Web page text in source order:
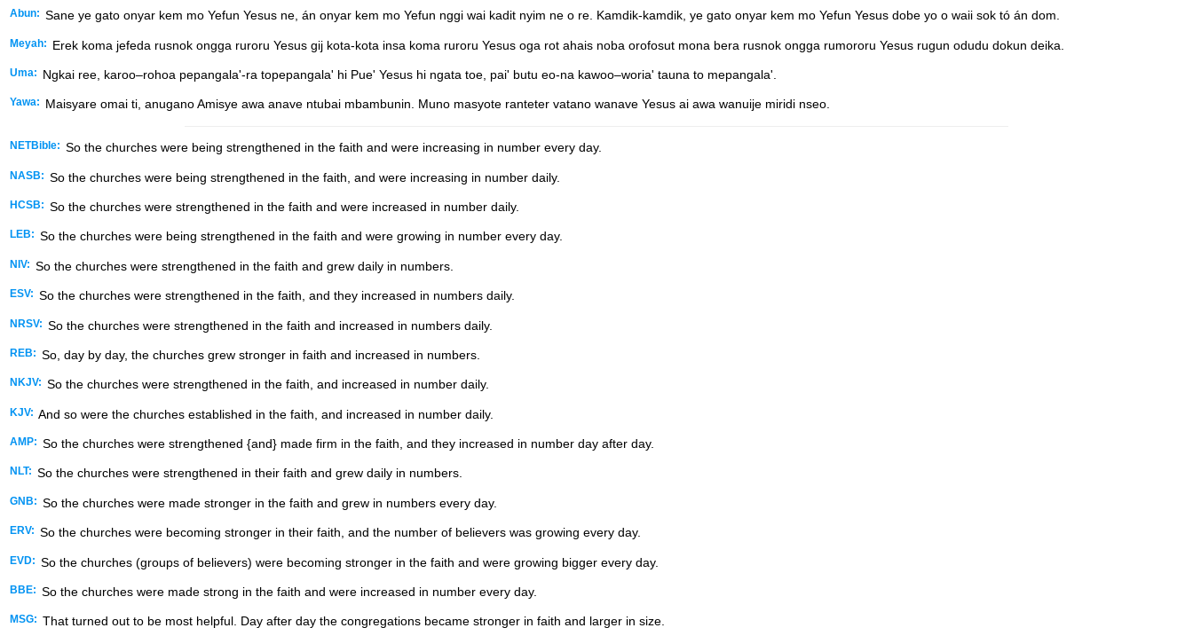
Abun: Sane ye gato onyar kem mo Yefun Yesus ne, án onyar kem mo Yefun nggi wai kadit nyim ne o re. Kamdik-kamdik, ye gato onyar kem mo Yefun Yesus dobe yo o waii sok tó án dom.
Meyah: Erek koma jefeda rusnok ongga ruroru Yesus gij kota-kota insa koma ruroru Yesus oga rot ahais noba orofosut mona bera rusnok ongga rumororu Yesus rugun odudu dokun deika.
Uma: Ngkai ree, karoo–rohoa pepangala'-ra topepangala' hi Pue' Yesus hi ngata toe, pai' butu eo-na kawoo–woria' tauna to mepangala'.
Yawa: Maisyare omai ti, anugano Amisye awa anave ntubai mbambunin. Muno masyote ranteter vatano wanave Yesus ai awa wanuije miridi nseo.
NETBible: So the churches were being strengthened in the faith and were increasing in number every day.
NASB: So the churches were being strengthened in the faith, and were increasing in number daily.
HCSB: So the churches were strengthened in the faith and were increased in number daily.
LEB: So the churches were being strengthened in the faith and were growing in number every day.
NIV: So the churches were strengthened in the faith and grew daily in numbers.
ESV: So the churches were strengthened in the faith, and they increased in numbers daily.
NRSV: So the churches were strengthened in the faith and increased in numbers daily.
REB: So, day by day, the churches grew stronger in faith and increased in numbers.
NKJV: So the churches were strengthened in the faith, and increased in number daily.
KJV: And so were the churches established in the faith, and increased in number daily.
AMP: So the churches were strengthened {and} made firm in the faith, and they increased in number day after day.
NLT: So the churches were strengthened in their faith and grew daily in numbers.
GNB: So the churches were made stronger in the faith and grew in numbers every day.
ERV: So the churches were becoming stronger in their faith, and the number of believers was growing every day.
EVD: So the churches (groups of believers) were becoming stronger in the faith and were growing bigger every day.
BBE: So the churches were made strong in the faith and were increased in number every day.
MSG: That turned out to be most helpful. Day after day the congregations became stronger in faith and larger in size.